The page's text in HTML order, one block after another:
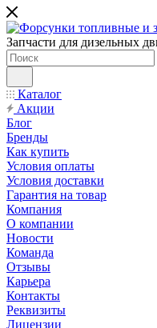
Запчасти для дизельных
Каталог
Акции
Блог
Бренды
Как купить
Условия оплаты
Условия доставки
Гарантия на товар
Компания
О компании
Новости
Команда
Отзывы
Карьера
Контакты
Реквизиты
Лицензии